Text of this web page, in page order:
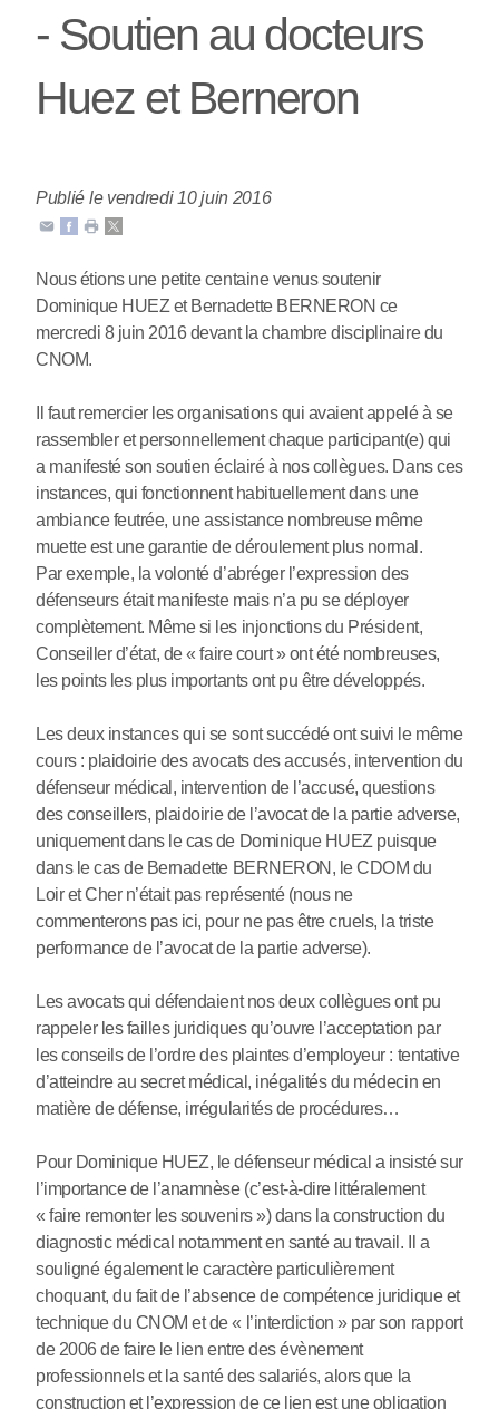
- Soutien au docteurs
Huez et Berneron
Publié le vendredi 10 juin 2016
Nous étions une petite centaine venus soutenir
Dominique HUEZ et Bernadette BERNERON ce
mercredi 8 juin 2016 devant la chambre disciplinaire du
CNOM.
Il faut remercier les organisations qui avaient appelé à se
rassembler et personnellement chaque participant(e) qui
a manifesté son soutien éclairé à nos collègues. Dans ces
instances, qui fonctionnent habituellement dans une
ambiance feutrée, une assistance nombreuse même
muette est une garantie de déroulement plus normal.
Par exemple, la volonté d’abréger l’expression des
défenseurs était manifeste mais n’a pu se déployer
complètement. Même si les injonctions du Président,
Conseiller d’état, de « faire court » ont été nombreuses,
les points les plus importants ont pu être développés.
Les deux instances qui se sont succédé ont suivi le même
cours : plaidoirie des avocats des accusés, intervention du
défenseur médical, intervention de l’accusé, questions
des conseillers, plaidoirie de l’avocat de la partie adverse,
uniquement dans le cas de Dominique HUEZ puisque
dans le cas de Bernadette BERNERON, le CDOM du
Loir et Cher n’était pas représenté (nous ne
commenterons pas ici, pour ne pas être cruels, la triste
performance de l’avocat de la partie adverse).
Les avocats qui défendaient nos deux collègues ont pu
rappeler les failles juridiques qu’ouvre l’acceptation par
les conseils de l’ordre des plaintes d’employeur : tentative
d’atteindre au secret médical, inégalités du médecin en
matière de défense, irrégularités de procédures…
Pour Dominique HUEZ, le défenseur médical a insisté sur
l’importance de l’anamnèse (c’est-à-dire littéralement
« faire remonter les souvenirs ») dans la construction du
diagnostic médical notamment en santé au travail. Il a
souligné également le caractère particulièrement
choquant, du fait de l’absence de compétence juridique et
technique du CNOM et de « l’interdiction » par son rapport
de 2006 de faire le lien entre des évènement
professionnels et la santé des salariés, alors que la
construction et l’expression de ce lien est une obligation